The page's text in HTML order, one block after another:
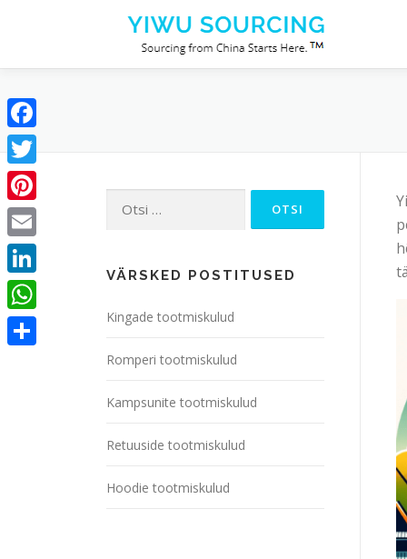
Otsi:
VÄRSKED POSTITUSED
Kingade tootmiskulud
Romperi tootmiskulud
Kampsunite tootmiskulud
Retuuside tootmiskulud
Hoodie tootmiskulud
Facebook
Twitter
Pinterest
Email
LinkedIn
WhatsApp